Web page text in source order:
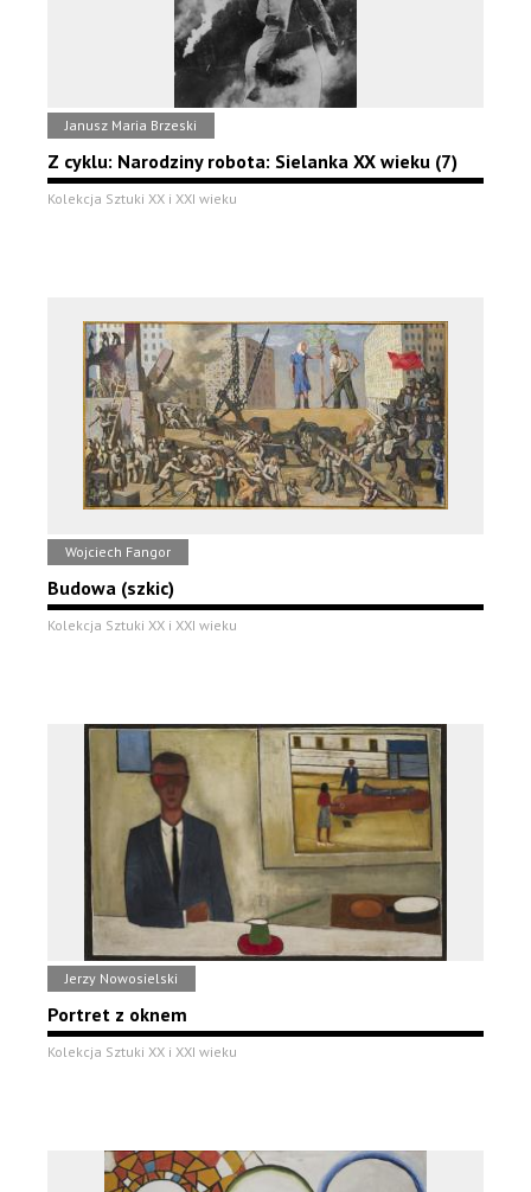
Janusz Maria Brzeski
Z cyklu: Narodziny robota: Sielanka XX wieku (7)
Kolekcja Sztuki XX i XXI wieku
Wojciech Fangor
Budowa (szkic)
Kolekcja Sztuki XX i XXI wieku
Jerzy Nowosielski
Portret z oknem
Kolekcja Sztuki XX i XXI wieku